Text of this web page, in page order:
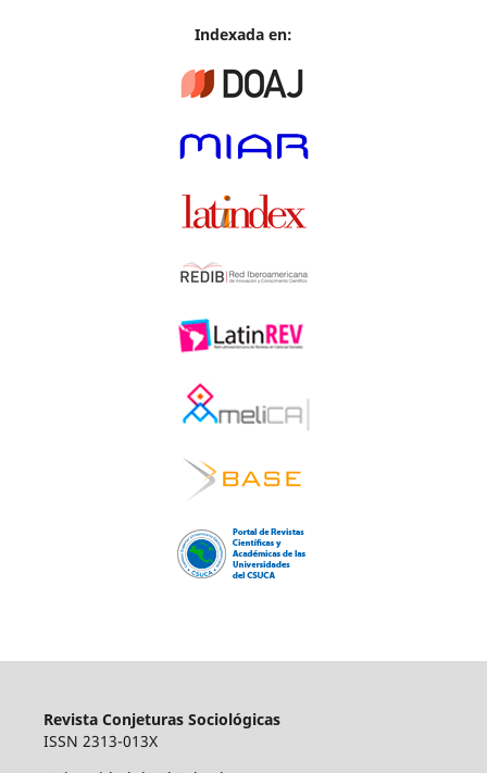
Indexada en:
Revista Conjeturas Sociológicas
ISSN 2313-013X